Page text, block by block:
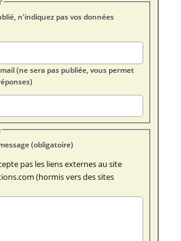
n'indiquez pas vos données
(ne sera pas publiée, vous permet
Texte de votre message (obligatoire)
pas les liens externes au site
(hormis vers des sites